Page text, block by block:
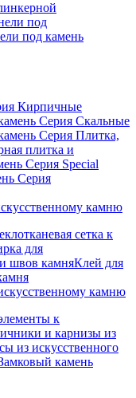
под
под камень
Кирпичные
Серия Скальные
Серия Плитка,
плитка и
Серия Special
Серия
камню
сетка к
для
швов камняКлей для
камню
к
и карнизы из
из искусственного
камень